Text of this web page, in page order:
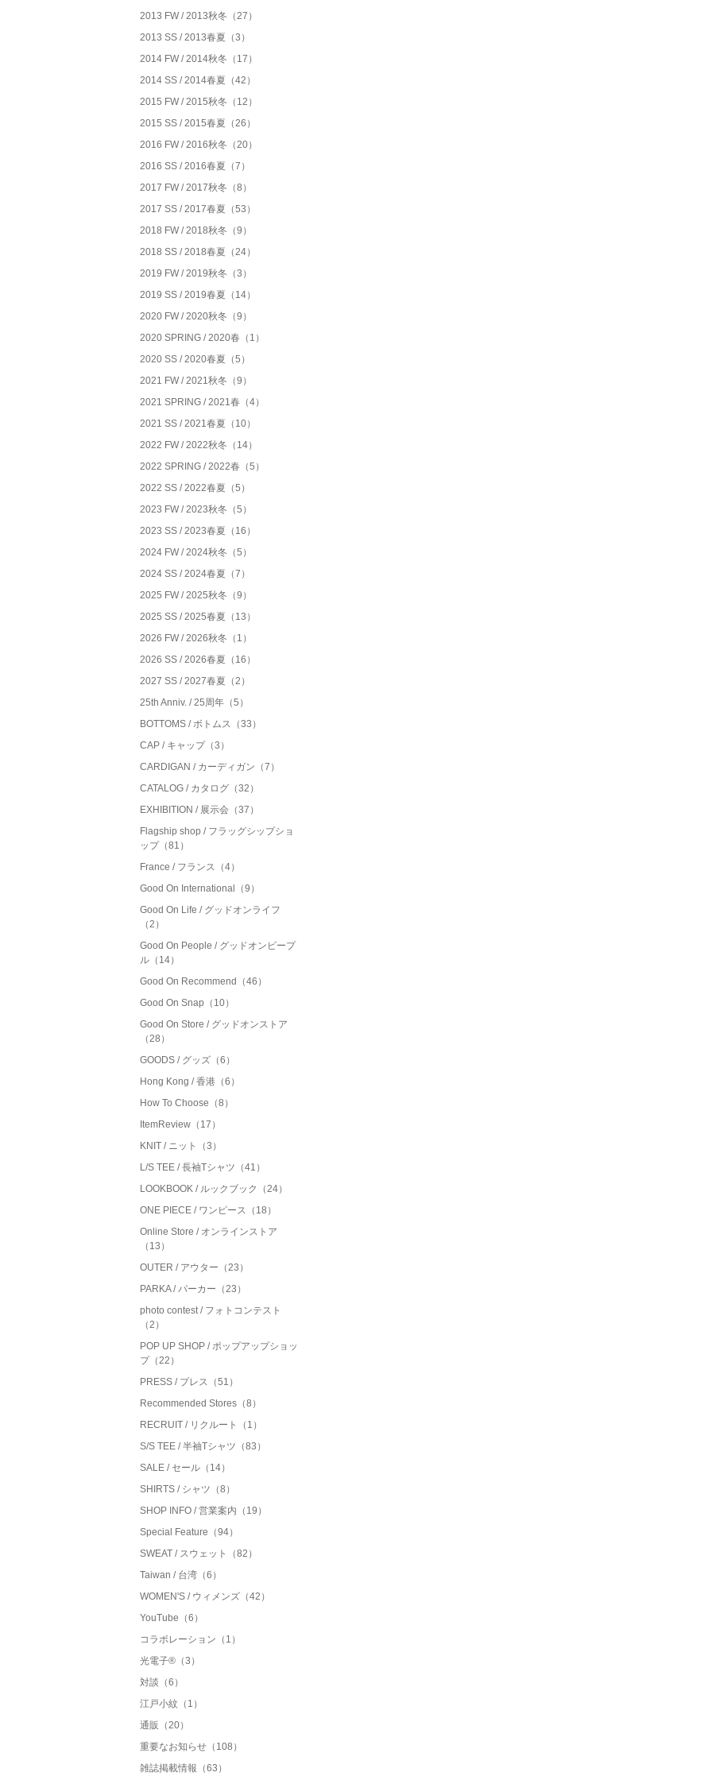
2013 FW / 2013秋冬（27）
2013 SS / 2013春夏（3）
2014 FW / 2014秋冬（17）
2014 SS / 2014春夏（42）
2015 FW / 2015秋冬（12）
2015 SS / 2015春夏（26）
2016 FW / 2016秋冬（20）
2016 SS / 2016春夏（7）
2017 FW / 2017秋冬（8）
2017 SS / 2017春夏（53）
2018 FW / 2018秋冬（9）
2018 SS / 2018春夏（24）
2019 FW / 2019秋冬（3）
2019 SS / 2019春夏（14）
2020 FW / 2020秋冬（9）
2020 SPRING / 2020春（1）
2020 SS / 2020春夏（5）
2021 FW / 2021秋冬（9）
2021 SPRING / 2021春（4）
2021 SS / 2021春夏（10）
2022 FW / 2022秋冬（14）
2022 SPRING / 2022春（5）
2022 SS / 2022春夏（5）
2023 FW / 2023秋冬（5）
2023 SS / 2023春夏（16）
2024 FW / 2024秋冬（5）
2024 SS / 2024春夏（7）
2025 FW / 2025秋冬（9）
2025 SS / 2025春夏（13）
2026 FW / 2026秋冬（1）
2026 SS / 2026春夏（16）
2027 SS / 2027春夏（2）
25th Anniv. / 25周年（5）
BOTTOMS / ボトムス（33）
CAP / キャップ（3）
CARDIGAN / カーディガン（7）
CATALOG / カタログ（32）
EXHIBITION / 展示会（37）
Flagship shop / フラッグシップショ
ップ（81）
France / フランス（4）
Good On International（9）
Good On Life / グッドオンライフ
（2）
Good On People / グッドオンピープ
ル（14）
Good On Recommend（46）
Good On Snap（10）
Good On Store / グッドオンストア
（28）
GOODS / グッズ（6）
Hong Kong / 香港（6）
How To Choose（8）
ItemReview（17）
KNIT / ニット（3）
L/S TEE / 長袖Tシャツ（41）
LOOKBOOK / ルックブック（24）
ONE PIECE / ワンピース（18）
Online Store / オンラインストア
（13）
OUTER / アウター（23）
PARKA / パーカー（23）
photo contest / フォトコンテスト
（2）
POP UP SHOP / ポップアップショッ
プ（22）
PRESS / プレス（51）
Recommended Stores（8）
RECRUIT / リクルート（1）
S/S TEE / 半袖Tシャツ（83）
SALE / セール（14）
SHIRTS / シャツ（8）
SHOP INFO / 営業案内（19）
Special Feature（94）
SWEAT / スウェット（82）
Taiwan / 台湾（6）
WOMEN'S / ウィメンズ（42）
YouTube（6）
コラボレーション（1）
光電子®（3）
対談（6）
江戸小紋（1）
通販（20）
重要なお知らせ（108）
雑誌掲載情報（63）